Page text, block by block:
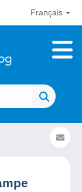
Français